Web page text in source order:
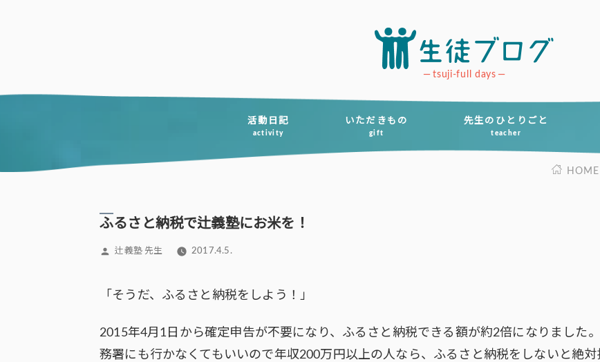
ツ
tsuji-full days
活動日記
activity
いただきもの
gift
先生のひとりごと
teacher
HOME
ふるさと納税で辻義塾にお米を！
投
辻義塾 先生 2017.4.5.
「そうだ、ふるさと納税をしよう！」
2015年4月1日から確定申告が不要になり、ふるさと納税できる額が約2倍になりました
務署にも行かなくてもいいので年収200万円以上の人なら、ふるさと納税をしないと絶対